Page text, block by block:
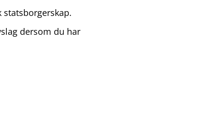
statsborgerskap.
dersom du har